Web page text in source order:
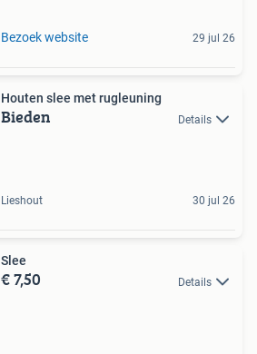
Bezoek website 29 jul 26
Houten slee met rugleuning
Bieden Details
Lieshout 30 jul 26
Slee
€ 7,50 Details